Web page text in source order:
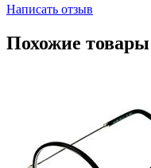
Написать отзыв
Похожие товары